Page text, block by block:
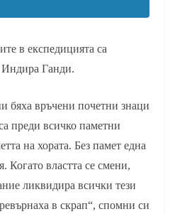
в експедицията са
Ганди.
бяха връчени почетни знаци
преди всичко паметни
на хората. Без памет една
Когато властта се смени,
ликвидира всички тези
в скрап“, спомни си